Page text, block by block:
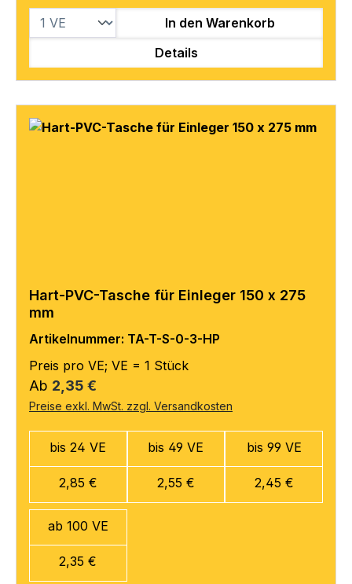
In den Warenkorb
Details
Hart-PVC-Tasche für Einleger 150 x 275
mm
Artikelnummer: TA-T-S-0-3-HP
Preis pro VE; VE = 1 Stück
Regulärer Preis:
Ab 2,35 €
Preise exkl. MwSt. zzgl. Versandkosten
bis 24 VE
2,85 €
bis 49 VE
2,55 €
bis 99 VE
2,45 €
ab 100 VE
2,35 €